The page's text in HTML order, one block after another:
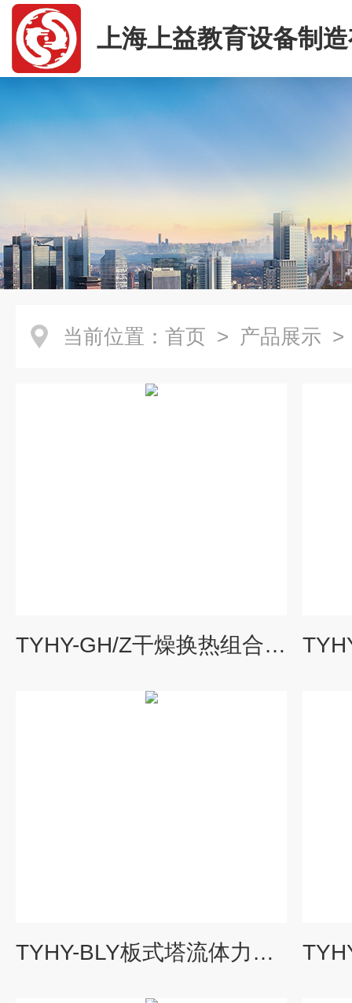
上海上益教育设备制
司
当前位置： 首页 > 产品展示
TYHY-GH/Z干燥换热组合实验装置|化工原理实验装置
TYHY-BLY板式塔流体力学演示实验装置|化工原理实验装置